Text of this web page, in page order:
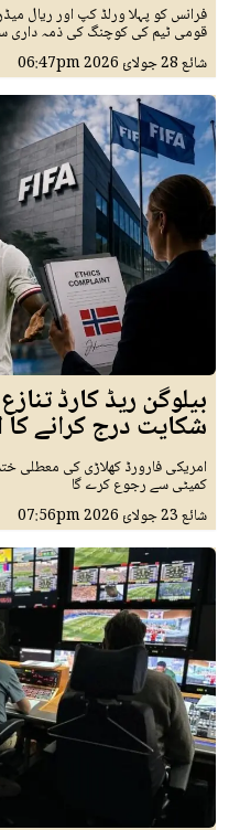
فرانس کو پہلا ورلڈ کپ اور ریال
قومی ٹیم کی کوچنگ کی ذمہ داری
شائع28 جولائ 2026 06:47pm
بیلوگن ریڈ کارڈ
شکایت درج کرانے کا
امریکی فارورڈ کھلاڑی کی معطلی
کمیٹی سے رجوع کرے گا
شائع23 جولائ 2026 07:56pm